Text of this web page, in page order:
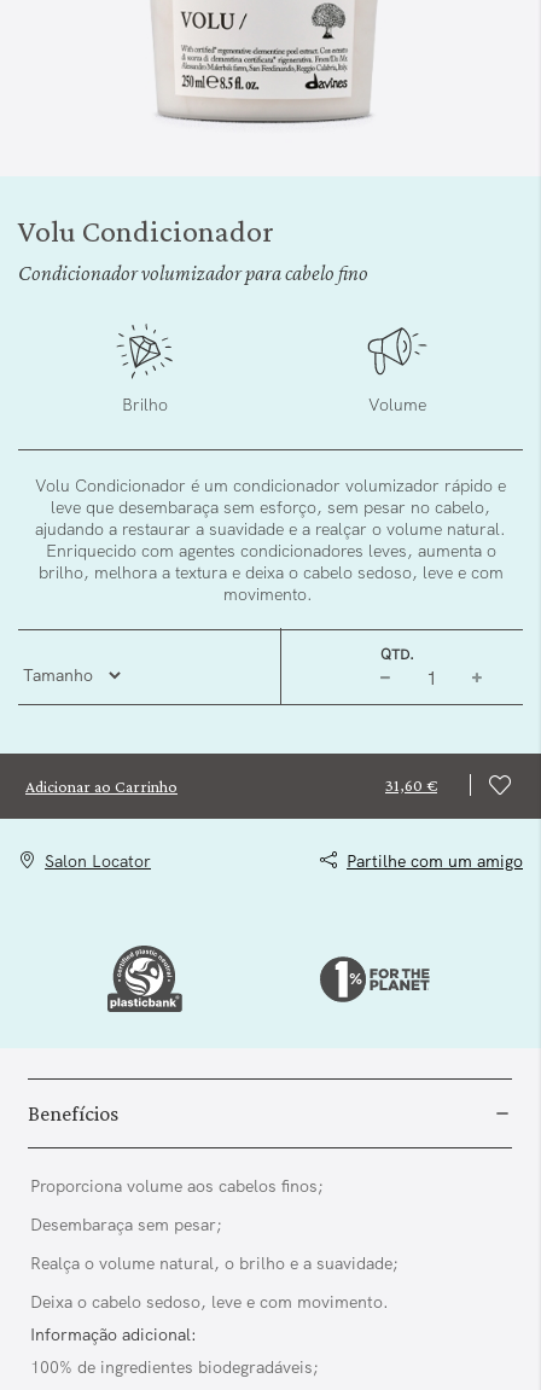
início
Volu Condicionador
Condicionador volumizador para cabelo fino
Brilho Volume
Volu Condicionador é um condicionador volumizador rápido e
leve que desembaraça sem esforço, sem pesar no cabelo,
ajudando a restaurar a suavidade e a realçar o volume natural.
Enriquecido com agentes condicionadores leves, aumenta o
brilho, melhora a textura e deixa o cabelo sedoso, leve e com
movimento.
QTD.
Adicionar ao Carrinho 31,60 €
Salon Locator Partilhe com um amigo
Benefícios
Proporciona volume aos cabelos finos;
Desembaraça sem pesar;
Realça o volume natural, o brilho e a suavidade;
Deixa o cabelo sedoso, leve e com movimento.
Informação adicional:
100% de ingredientes biodegradáveis;